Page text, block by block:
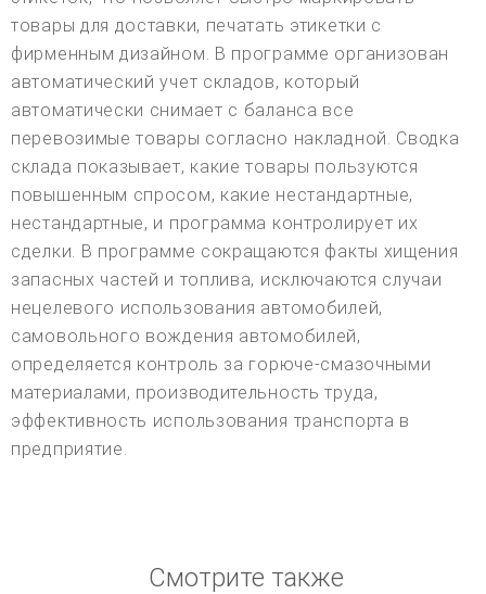
товары для доставки, печатать этикетки с
фирменным дизайном. В программе организован
автоматический учет складов, который
автоматически снимает с баланса все
перевозимые товары согласно накладной. Сводка
склада показывает, какие товары пользуются
повышенным спросом, какие нестандартные,
нестандартные, и программа контролирует их
сделки. В программе сокращаются факты хищения
запасных частей и топлива, исключаются случаи
нецелевого использования автомобилей,
самовольного вождения автомобилей,
определяется контроль за горюче-смазочными
материалами, производительность труда,
эффективность использования транспорта в
предприятие.
Смотрите также